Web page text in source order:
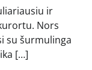
ir
Nors
su šurmulinga
[…]